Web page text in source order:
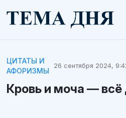
ЦИТАТЫ И
АФОРИЗМЫ
26 сентября 2024,
Кровь и моча — всё